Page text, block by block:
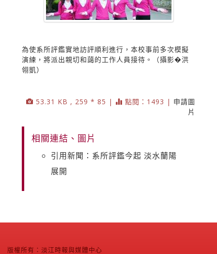
為使系所評鑑實地訪評順利進行，本校事前多次模擬
演練，將派出親切和藹的工作人員接待。（攝影�洪
翎凱）
53.31 KB , 259 * 85 | 點閱：1493 | 申請圖
片
相關連結、圖片
引用新聞：系所評鑑今起 淡水蘭陽
展開
版權所有：淡江時報與媒體中心